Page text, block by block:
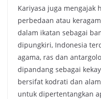
Kariyasa juga
perbedaan atau
dalam ikatan sebagai
dipungkiri, Indonesia
agama, ras dan
dipandang sebagai
bersifat kodrati dan
untuk dipertentangkan